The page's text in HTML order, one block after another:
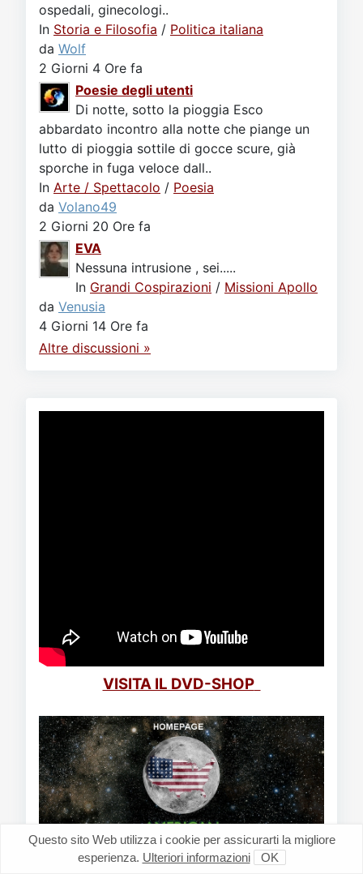
ospedali, ginecologi..
In Storia e Filosofia / Politica italiana
da Wolf
2 Giorni 4 Ore fa
Poesie degli utenti
Di notte, sotto la pioggia Esco
abbardato incontro alla notte che piange un
lutto di pioggia sottile di gocce scure, già
sporche in fuga veloce dall..
In Arte / Spettacolo / Poesia
da Volano49
2 Giorni 20 Ore fa
EVA
Nessuna intrusione , sei.....
In Grandi Cospirazioni / Missioni Apollo
da Venusia
4 Giorni 14 Ore fa
Altre discussioni »
VISITA IL DVD-SHOP
Questo sito Web utilizza i cookie per assicurarti la migliore
esperienza. Ulteriori informazioni OK